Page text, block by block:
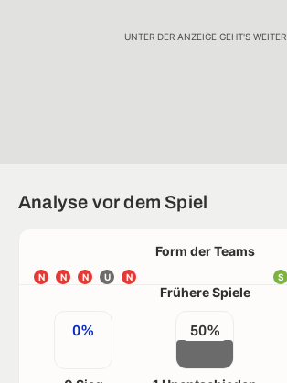
UNTER DER ANZEIGE GEHT'S WEITER
Analyse vor dem Spiel
Form der Teams
N N N U N S
Frühere Spiele
0% 50%